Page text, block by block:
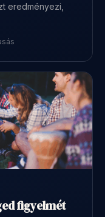
eredményezi,
figyelmét